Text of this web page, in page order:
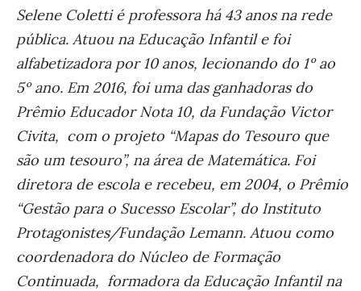
Selene Coletti é professora há 43 anos na rede
pública. Atuou na Educação Infantil e foi
alfabetizadora por 10 anos, lecionando do 1º ao
5º ano. Em 2016, foi uma das ganhadoras do
Prêmio Educador Nota 10, da Fundação Victor
Civita, com o projeto “Mapas do Tesouro que
são um tesouro”, na área de Matemática. Foi
diretora de escola e recebeu, em 2004, o Prêmio
“Gestão para o Sucesso Escolar”, do Instituto
Protagonistes/Fundação Lemann. Atuou como
coordenadora do Núcleo de Formação
Continuada, formadora da Educação Infantil na